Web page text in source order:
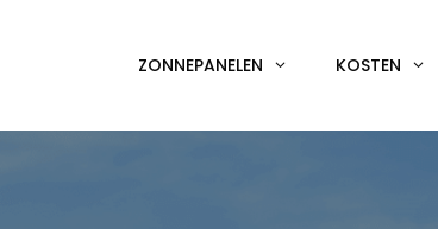
ZONNEPANELEN KOSTEN